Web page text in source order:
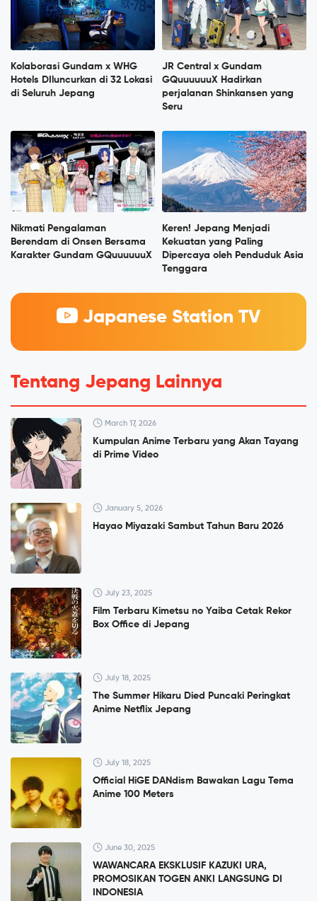
Kolaborasi Gundam x WHG
Hotels DIluncurkan di 32 Lokasi
di Seluruh Jepang
JR Central x Gundam
GQuuuuuuX Hadirkan
perjalanan Shinkansen yang
Seru
Nikmati Pengalaman
Berendam di Onsen Bersama
Karakter Gundam GQuuuuuuX
Keren! Jepang Menjadi
Kekuatan yang Paling
Dipercaya oleh Penduduk Asia
Tenggara
Japanese Station TV
Tentang Jepang Lainnya
March 17, 2026
Kumpulan Anime Terbaru yang Akan Tayang
di Prime Video
January 5, 2026
Hayao Miyazaki Sambut Tahun Baru 2026
July 23, 2025
Film Terbaru Kimetsu no Yaiba Cetak Rekor
Box Office di Jepang
July 18, 2025
The Summer Hikaru Died Puncaki Peringkat
Anime Netflix Jepang
July 18, 2025
Official HiGE DANdism Bawakan Lagu Tema
Anime 100 Meters
June 30, 2025
WAWANCARA EKSKLUSIF KAZUKI URA,
PROMOSIKAN TOGEN ANKI LANGSUNG DI
INDONESIA